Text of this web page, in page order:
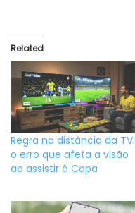
Related
Regra na distância da TV:
o erro que afeta a visão
ao assistir à Copa